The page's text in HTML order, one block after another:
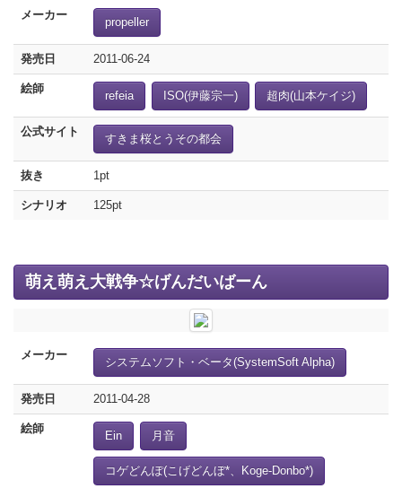
メーカー
propeller
発売日 2011-06-24
絵師
refeia ISO(伊藤宗一) 超肉(山本ケイジ)
公式サイト
すきま桜とうその都会
抜き 1pt
シナリオ 125pt
萌え萌え大戦争☆げんだいばーん
メーカー
システムソフト・ベータ(SystemSoft Alpha)
発売日 2011-04-28
絵師
Ein 月音
コゲどんぽ(こげどんぼ*、Koge-Donbo*)